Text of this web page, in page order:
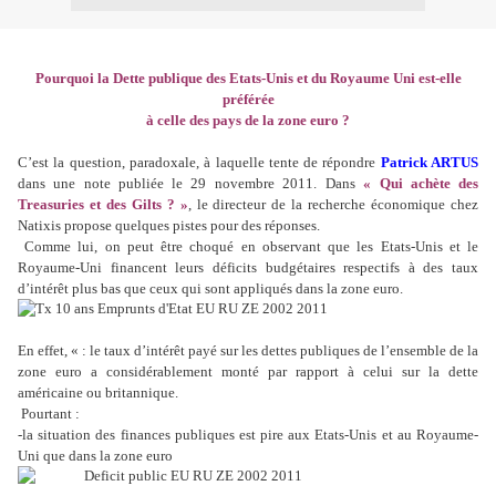
Pourquoi la Dette publique des Etats-Unis et du Royaume Uni est-elle
préférée
à celle des pays de la zone euro ?
C’est la question, paradoxale, à laquelle tente de répondre Patrick ARTUS
dans une note publiée le 29 novembre 2011. Dans« Qui achète des
Treasuries et des Gilts ? », le directeur de la recherche économique chez
Natixis propose quelques pistes pour des réponses.
Comme lui, on peut être choqué en observant que les Etats-Unis et le
Royaume-Uni financent leurs déficits budgétaires respectifs à des taux
d’intérêt plus bas que ceux qui sont appliqués dans la zone euro.
En effet, « : le taux d’intérêt payé sur les dettes publiques de l’ensemble de la
zone euro a considérablement monté par rapport à celui sur la dette
américaine ou britannique.
Pourtant :
-la situation des finances publiques est pire aux Etats-Unis et au Royaume-
Uni que dans la zone euro